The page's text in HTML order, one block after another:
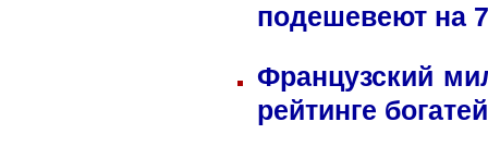
подешевеют на
Французский
рейтинге